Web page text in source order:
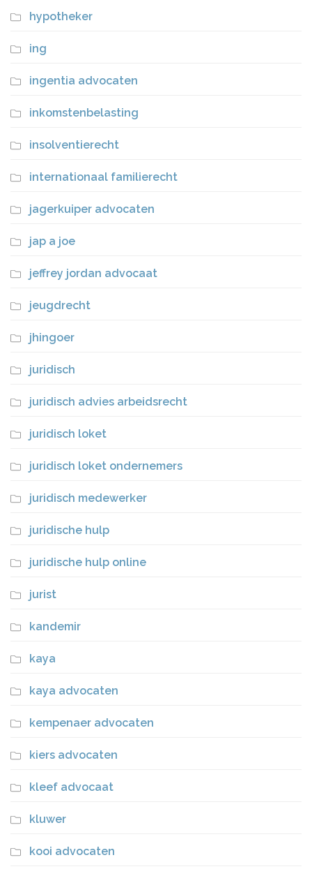
hypotheker
ing
ingentia advocaten
inkomstenbelasting
insolventierecht
internationaal familierecht
jagerkuiper advocaten
jap a joe
jeffrey jordan advocaat
jeugdrecht
jhingoer
juridisch
juridisch advies arbeidsrecht
juridisch loket
juridisch loket ondernemers
juridisch medewerker
juridische hulp
juridische hulp online
jurist
kandemir
kaya
kaya advocaten
kempenaer advocaten
kiers advocaten
kleef advocaat
kluwer
kooi advocaten